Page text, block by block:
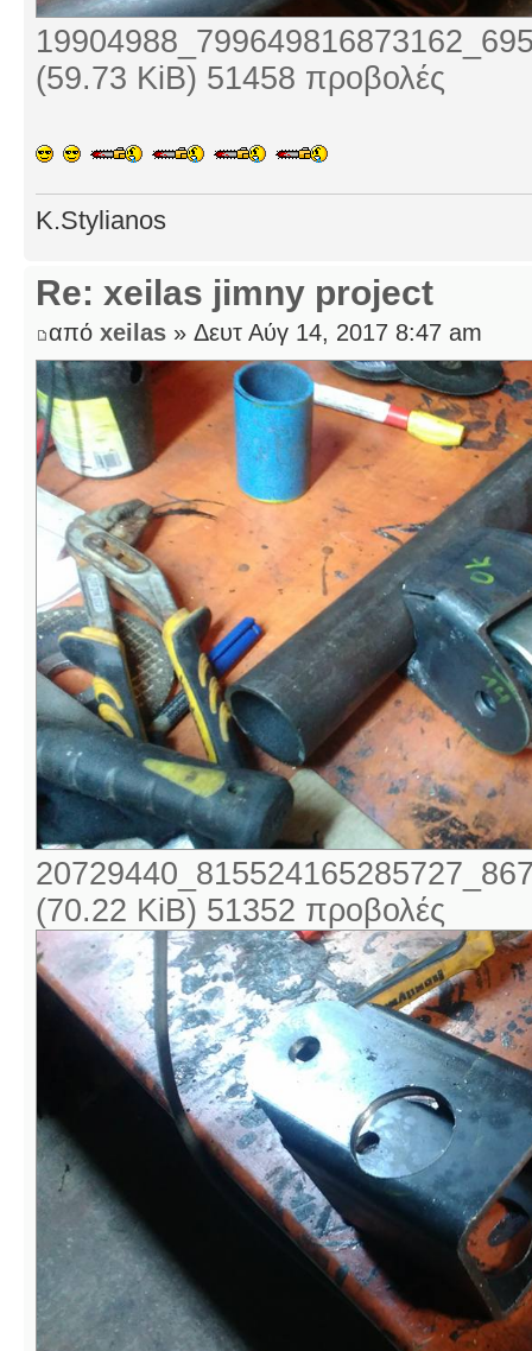
(59.73 KiB) 51458 προβολές
K.Stylianos
Re: xeilas jimny project
από xeilas » Δευτ Αύγ 14, 2017 8:47 am
(70.22 KiB) 51352 προβολές